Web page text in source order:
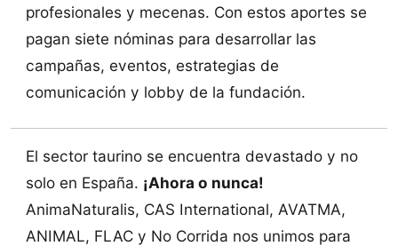
profesionales y mecenas. Con estos aportes se
pagan siete nóminas para desarrollar las
campañas, eventos, estrategias de
comunicación y lobby de la fundación.
El sector taurino se encuentra devastado y no
solo en España. ¡Ahora o nunca!
AnimaNaturalis, CAS International, AVATMA,
ANIMAL, FLAC y No Corrida nos unimos para